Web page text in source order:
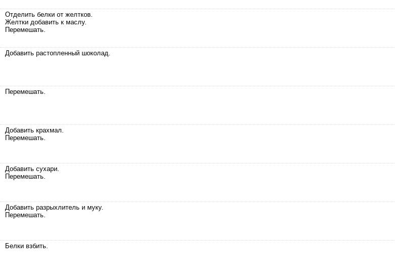
Отделить белки от желтков.
Желтки добавить к маслу.
Перемешать.
Добавить растопленный шоколад.
Перемешать.
Добавить крахмал.
Перемешать.
Добавить сухари.
Перемешать.
Добавить разрыхлитель и муку.
Перемешать.
Белки взбить.